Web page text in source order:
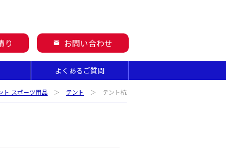
り mail お問い合わせ
よくあるご質問
ト スポーツ用品 ＞ テント ＞ テント杭